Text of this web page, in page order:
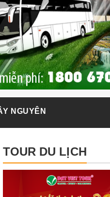
NGUYÊN
TOUR DU LỊCH